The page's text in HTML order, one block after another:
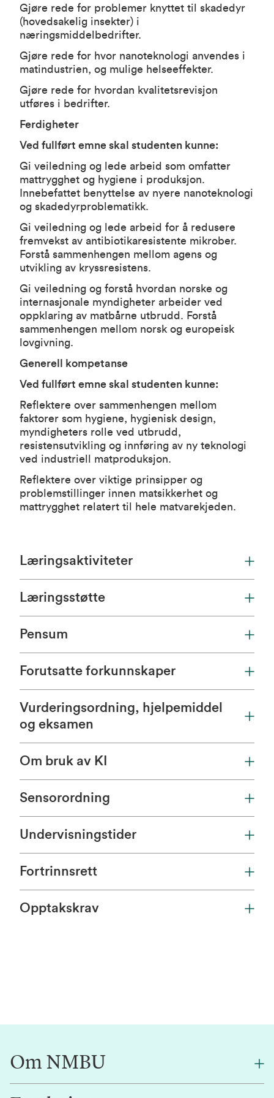
Gjøre rede for problemer knyttet til skadedyr
(hovedsakelig insekter) i
næringsmiddelbedrifter.
Gjøre rede for hvor nanoteknologi anvendes i
matindustrien, og mulige helseeffekter.
Gjøre rede for hvordan kvalitetsrevisjon
utføres i bedrifter.
Ferdigheter
Ved fullført emne skal studenten kunne:
Gi veiledning og lede arbeid som omfatter
mattrygghet og hygiene i produksjon.
Innebefattet benyttelse av nyere nanoteknologi
og skadedyrproblematikk.
Gi veiledning og lede arbeid for å redusere
fremvekst av antibiotikaresistente mikrober.
Forstå sammenhengen mellom agens og
utvikling av kryssresistens.
Gi veiledning og forstå hvordan norske og
internasjonale myndigheter arbeider ved
oppklaring av matbårne utbrudd. Forstå
sammenhengen mellom norsk og europeisk
lovgivning.
Generell kompetanse
Ved fullført emne skal studenten kunne:
Reflektere over sammenhengen mellom
faktorer som hygiene, hygienisk design,
myndigheters rolle ved utbrudd,
resistensutvikling og innføring av ny teknologi
ved industriell matproduksjon.
Reflektere over viktige prinsipper og
problemstillinger innen matsikkerhet og
mattrygghet relatert til hele matvarekjeden.
Læringsaktiviteter
Læringsstøtte
Pensum
Forutsatte forkunnskaper
Vurderingsordning, hjelpemiddel
og eksamen
Om bruk av KI
Sensorordning
Undervisningstider
Fortrinnsrett
Opptakskrav
Om NMBU